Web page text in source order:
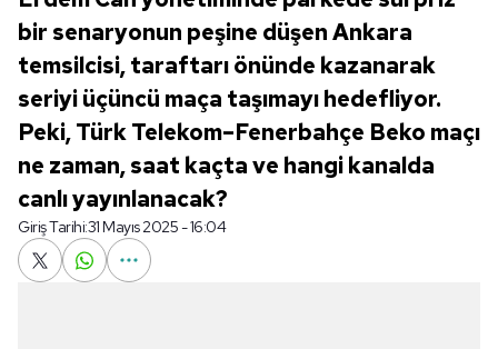
bir senaryonun peşine düşen Ankara
temsilcisi, taraftarı önünde kazanarak
seriyi üçüncü maça taşımayı hedefliyor.
Peki, Türk Telekom–Fenerbahçe Beko maçı
ne zaman, saat kaçta ve hangi kanalda
canlı yayınlanacak?
Giriş Tarihi:31 Mayıs 2025 - 16:04